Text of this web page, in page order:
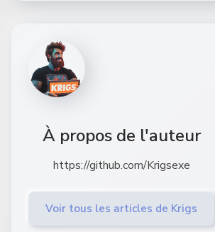
À propos de l'auteur
https://github.com/Krigsexe
Voir tous les articles de Krigs